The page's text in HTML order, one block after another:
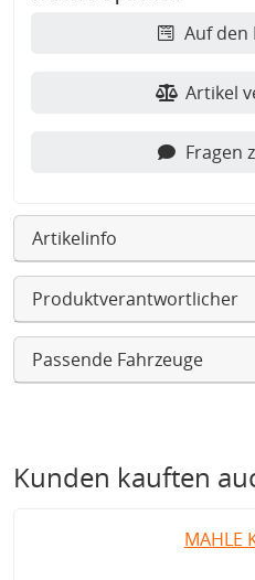
Auf den
Artikel
Fragen
Artikelinfo
Produktverantwortlicher
Passende Fahrzeuge
Kunden kauften
MAHLE